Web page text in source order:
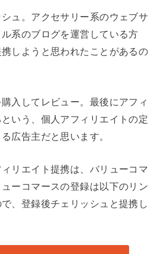
ュ。アクセサリー系のウェブサ
系のブログを運営している方
しようと思われたことがあるの
入してレビュー。最後にアフィ
いう、個人アフィリエイトの定
広告主だと思います。
リエイト提携は、バリューコマ
ーコマースの登録は以下のリン
、登録後チェリッシュと提携し